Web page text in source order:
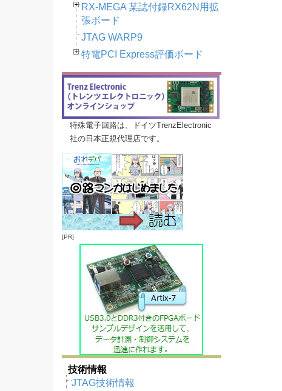
RX-MEGA 某誌付録RX62N用拡
張ボード
JTAG WARP9
特電PCI Express評価ボード
特殊電子回路は、ドイツTrenzElectronic
社の日本正規代理店です。
[PR]
技術情報
JTAG技術情報